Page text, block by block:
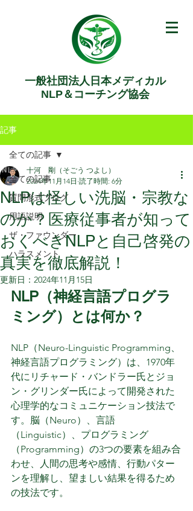
一般社団法人日本メディカル
NLP＆コーチング協会
記事
全ての記事
質問形式ブログ
用語説明
ザ・ファウンダー
ハラスメント
全ての記事
NLPは怪しい洗脳・宗教な
のか？医療従事者が知って
おくべきNLPと自己啓発の
真実を徹底解説！
十河 剛（そごう つよし）
2024年11月14日 読了時間: 6分
更新日： 2024年11月15日
NLP（神経言語プログラ
ミング）とは何か？
NLP（Neuro-Linguistic Programming、
神経言語プログラミング）は、1970年
代にリチャード・バンドラー氏とジョ
ン・グリンダー氏によって開発された
心理学的なコミュニケーション技法で
す。脳（Neuro）、言語
（Linguistic）、プログラミング
（Programming）の3つの要素を組み合
わせ、人間の思考や感情、行動パター
ンを理解し、望ましい結果を得るため
の技法です。